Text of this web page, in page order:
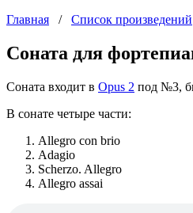
Главная / Список произведений
Соната для
Соната входит в Opus 2 под №3,
В сонате четыре части:
Allegro con brio
Adagio
Scherzo. Allegro
Allegro assai